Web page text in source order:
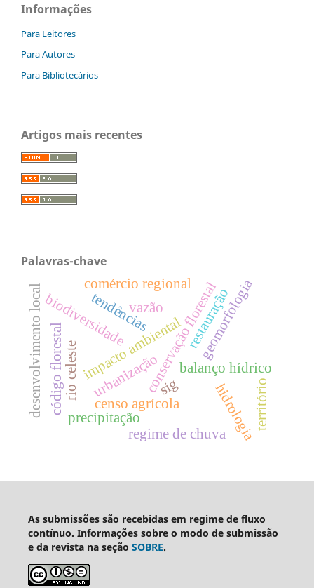
Informações
Para Leitores
Para Autores
Para Bibliotecários
Artigos mais recentes
Palavras-chave
conservação florestal
impacto ambiental
censo agrícola
biodiversidade
rio celeste
tendências
precipitação
vazão
balanço hídrico
geomorfologia
hidrologia
regime de chuva
território
comércio regional
desenvolvimento local restauração
código florestal urbanizaçãosig
As submissões são recebidas em regime de fluxo
contínuo. Informações sobre o modo de submissão
e da revista na seção SOBRE.